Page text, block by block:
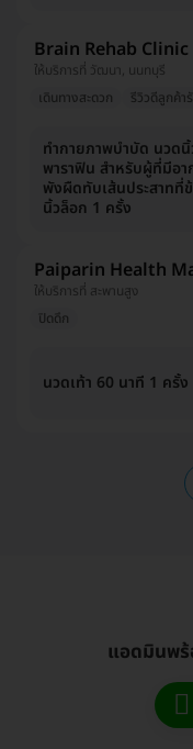
Brain Rehab Clinic
ให้บริการที่ วัฒนา, นนทบุรี
เดินทางสะดวก
รีวิวดีลูกค้า
ทำกายภาพบำบัด นวด
พาราฟิน สำหรับผู้ที่มีอา
พังผืดทับเส้นประสาทที่
นิ้วล็อก 1 ครั้ง
Paiparin Health
ให้บริการที่ สะพานสูง
ปิดดึก
นวดเท้า 60 นาที 1 ครั้ง
แอดมินพ